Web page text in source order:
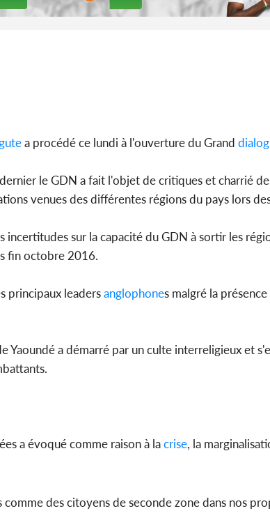
a procédé ce lundi à l'ouverture du Grand
le GDN a fait l'objet de critiques et charrié
venues des différentes régions du pays lors
sur la capacité du GDN à sortir les
fin octobre 2016.
principaux leadersanglophones malgré la
Yaoundé a démarré par un culte interreligieux et
a évoqué comme raison à lacrise, la
des citoyens de seconde zone dans nos